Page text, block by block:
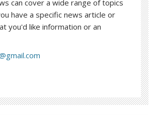
can cover a wide range of topics
have a specific news article or
you'd like information or an